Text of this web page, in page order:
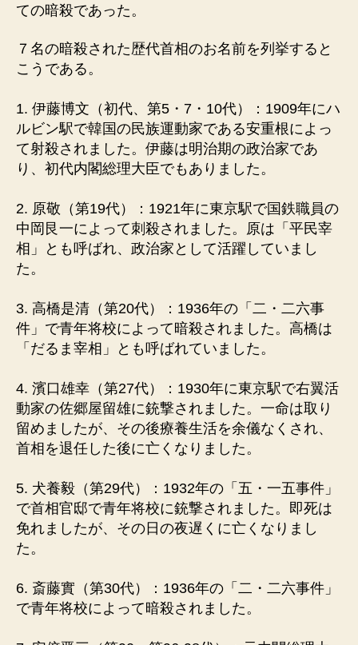
ての暗殺であった。
７名の暗殺された歴代首相のお名前を列挙すると
こうである。
1. 伊藤博文（初代、第5・7・10代）：1909年にハ
ルビン駅で韓国の民族運動家である安重根によっ
て射殺されました。伊藤は明治期の政治家であ
り、初代内閣総理大臣でもありました。
2. 原敬（第19代）：1921年に東京駅で国鉄職員の
中岡艮一によって刺殺されました。原は「平民宰
相」とも呼ばれ、政治家として活躍していまし
た。
3. 高橋是清（第20代）：1936年の「二・二六事
件」で青年将校によって暗殺されました。高橋は
「だるま宰相」とも呼ばれていました。
4. 濱口雄幸（第27代）：1930年に東京駅で右翼活
動家の佐郷屋留雄に銃撃されました。一命は取り
留めましたが、その後療養生活を余儀なくされ、
首相を退任した後に亡くなりました。
5. 犬養毅（第29代）：1932年の「五・一五事件」
で首相官邸で青年将校に銃撃されました。即死は
免れましたが、その日の夜遅くに亡くなりまし
た。
6. 斎藤實（第30代）：1936年の「二・二六事件」
で青年将校によって暗殺されました。